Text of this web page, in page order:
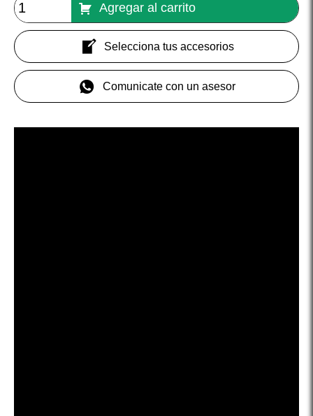
Agregar al carrito
Selecciona tus accesorios
Comunicate con un asesor